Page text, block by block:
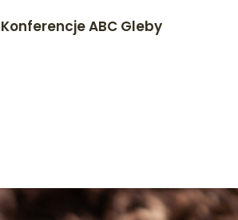
Konferencje ABC Gleby